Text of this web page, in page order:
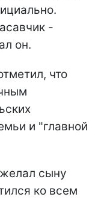
-
он.
что
и "главной
сыну
ко всем